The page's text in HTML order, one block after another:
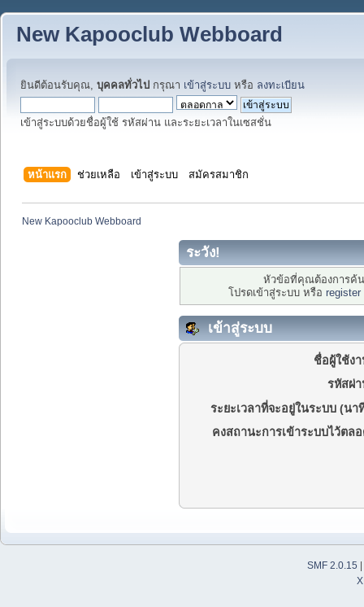
New Kapooclub Webboard
ยินดีต้อนรับคุณ, บุคคลทั่วไป กรุณา เข้าสู่ระบบ หรือ ลงทะเบียน
เข้าสู่ระบบด้วยชื่อผู้ใช้ รหัสผ่าน และระยะเวลาในเซสชั่น
หน้าแรก ช่วยเหลือ เข้าสู่ระบบ สมัครสมาชิก
New Kapooclub Webboard
ระวัง!
หัวข้อที่คุณต้องการค้
โปรดเข้าสู่ระบบ หรือ register
เข้าสู่ระบบ
ชื่อผู้ใช้ง
รหัสผ่
ระยะเวลาที่จะอยู่ในระบบ (นา
คงสถานะการเข้าระบบไว้ตล
SMF 2.0.15